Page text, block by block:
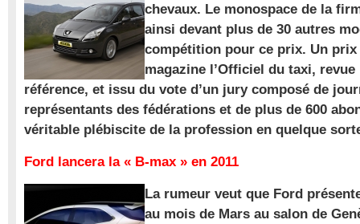
chevaux. Le monospace de la
ainsi devant plus de 30 autres
compétition pour ce prix. Un
magazine l’Officiel du taxi,
référence, et issu du vote d’un jury composé de
représentants des fédérations et de plus de 600
véritable plébiscite de la profession en quelque
Ford lancera la « B-max » en 2011
La rumeur veut que Ford
au mois de Mars au salon de